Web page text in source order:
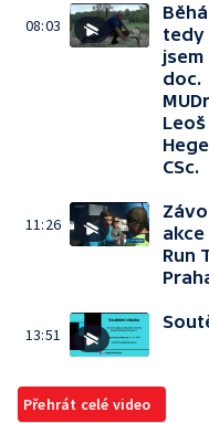
08:03
tedy
jsem
doc.
MUDr
Leoš
CSc.
11:26
akce
Run
13:51
Přehrát celé video